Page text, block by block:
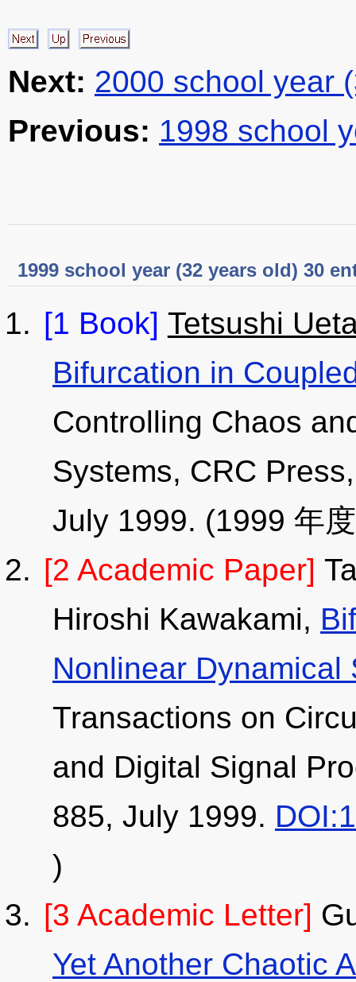
Next: 2000 school year
Previous: 1998 school
1999 school year (32 years old) 30
[1 Book] Tetsushi
Bifurcation in
Controlling Chaos
Systems, CRC
July 1999. (1999 年
[2 Academic Paper]
Hiroshi Kawakami,
Nonlinear Dynamical
Transactions on
and Digital Signal
885, July 1999.
)
[3 Academic Letter]
Yet Another Chaotic